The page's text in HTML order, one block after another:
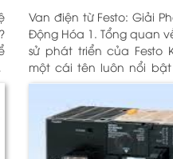
Van điện từ Festo: Giải
Động Hóa 1. Tổng quan về van điện từ Festo 1.1. Lịch
sử phát triển của Festo Khi nhắc đến van điện từ,
một cái tên luôn nổi
chính là Festo. Được
Đức, Festo đã trải qua hơn